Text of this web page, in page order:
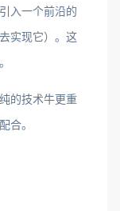
入一个前沿的
实现它）。这
的技术牛更重
合。